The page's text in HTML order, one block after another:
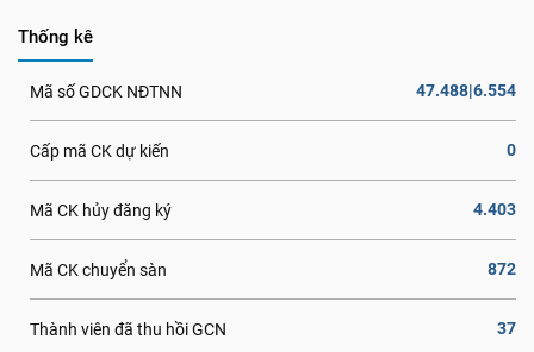
Thống kê
Mã số GDCK NĐTNN 47.488|6.554
Cấp mã CK dự kiến 0
Mã CK hủy đăng ký 4.403
Mã CK chuyển sàn 872
Thành viên đã thu hồi GCN 37